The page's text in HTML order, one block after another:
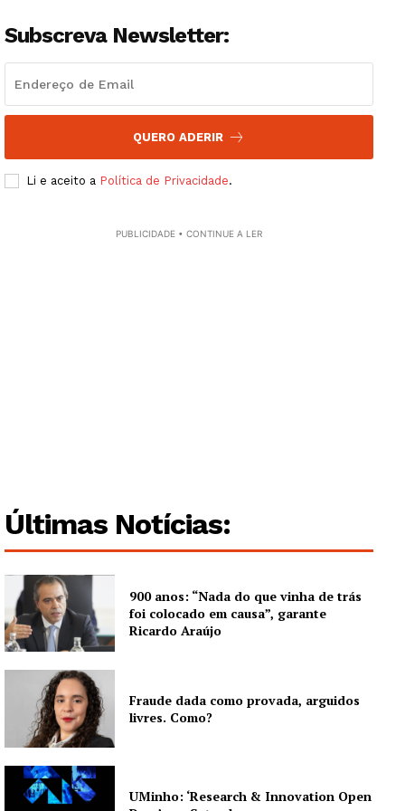
Subscreva Newsletter:
QUERO ADERIR
Li e aceito a Política de Privacidade.
PUBLICIDADE • CONTINUE A LER
Últimas Notícias:
900 anos: “Nada do que vinha de trás
foi colocado em causa”, garante
Ricardo Araújo
Fraude dada como provada, arguidos
livres. Como?
UMinho: ‘Research & Innovation Open